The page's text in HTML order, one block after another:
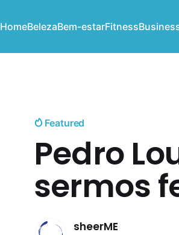
HomeBelezaBem-estarFitness
Featured
Pedro
sermos
sheerME